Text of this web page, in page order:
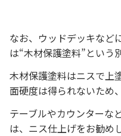
なお、ウッドデッキなど
は“木材保護塗料”という
木材保護塗料はニスで上
面硬度は得られないため
テーブルやカウンターな
は、ニス仕上げをお勧め